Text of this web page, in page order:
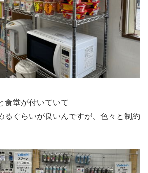
食堂が付いていて
るぐらいが良いんですが、色々と制約